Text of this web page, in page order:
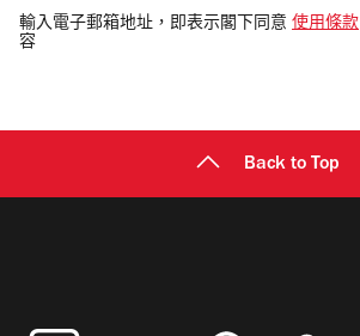
電
郵
輸入電子郵箱地址，即表示閣下同意 使用條款
容
Back to Top